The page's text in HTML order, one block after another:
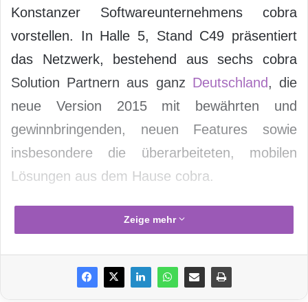
Konstanzer Softwareunternehmens cobra
vorstellen. In Halle 5, Stand C49 präsentiert
das Netzwerk, bestehend aus sechs cobra
Solution Partnern aus ganz Deutschland, die
neue Version 2015 mit bewährten und
gewinnbringenden, neuen Features sowie
insbesondere die überarbeiteten, mobilen
Lösungen aus dem Hause cobra.
Zeige mehr